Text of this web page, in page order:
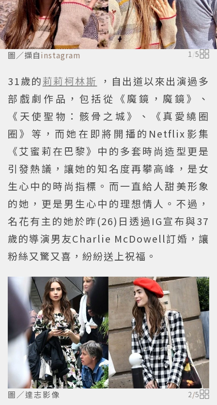
圖／擷自instagram 1 /5
31歲的莉莉柯林斯
，自出道以來出演過多
部戲劇作品，包括從《魔鏡，魔鏡》、
《天使聖物：骸骨之城》、《真愛繞圈
圈》等，而她在即將開播的Netflix影集
《艾蜜莉在巴黎》中的多套時尚造型更是
引發熱議，讓她的知名度再攀高峰，是女
生心中的時尚指標。而一直給人甜美形象
的她，更是男生心中的理想情人。不過，
名花有主的她於昨(26)日透過IG宣布與37
歲的導演男友Charlie McDowell訂婚，讓
粉絲又驚又喜，紛紛送上祝福。
圖／達志影像 2/5